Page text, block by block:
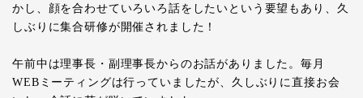
かし、顔を合わせていろいろ話をしたいという要望もあり、久
しぶりに集合研修が開催されました！
午前中は理事長・副理事長からのお話がありました。毎月
WEB ミーティングは行っていましたが、久しぶりに直接お会